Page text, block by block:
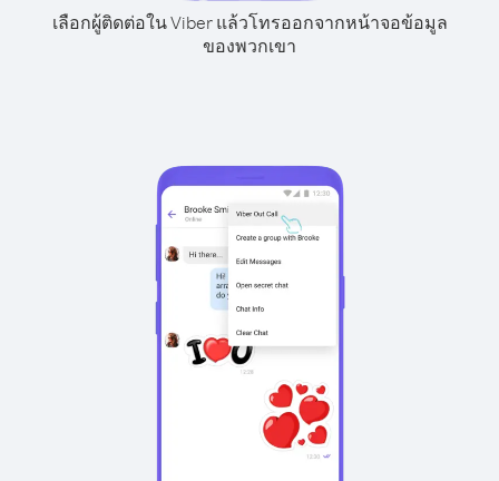
เลือกผู้ติดต่อใน Viber แล้วโทรออกจากหน้าจอข้อมูล
ของพวกเขา